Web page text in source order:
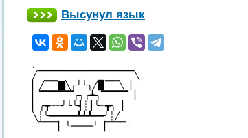
Высунул язык
.
╱▔▔▔▔▔▔▔▔▔▔▔▔▔▔╲
▏╱▔▔▇╲╭╯╰╮╱▉▔▔╲▕
▏▔▔▔▔▔╭╮╭┻╮▔▔▔▔▕
▏╭┳┈┈╯╰╰┫┊┃╰┈┳╮▕
╲┊╰━━━━━┻┻┻━━╯┊╱
┈▔▔▔▏╰━━━━╯▕▔▔▔┈